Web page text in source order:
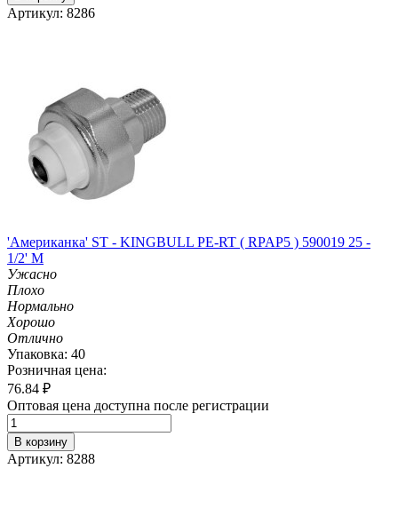
Артикул: 8286
'Американка' ST - KINGBULL PE-RT ( RPAP5 ) 590019 25 -
1/2' M
Ужасно
Плохо
Нормально
Хорошо
Отлично
Упаковка: 40
Розничная цена:
76.84 ₽
Оптовая цена доступна после регистрации
В корзину
Артикул: 8288